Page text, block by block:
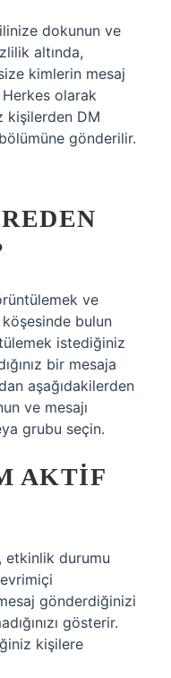
dokunun ve
altında,
kimlerin mesaj
olarak
kişilerden DM
gönderilir.
ve
köşesinde bulun
istediğiniz
bir mesaja
aşağıdakilerden
ve mesajı
grubu seçin.
AKTIF
etkinlik durumu
gönderdiğinizi
gösterir.
kişilere